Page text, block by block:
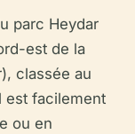
parc Heydar
est de la
classée au
est facilement
ou en